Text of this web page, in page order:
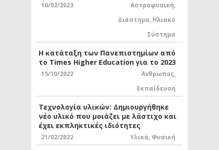
10/02/2023 Αστροφυσική,
Διάστημα, Ηλιακό
Σύστημα
Η κατάταξη των Πανεπιστημίων από
το Times Higher Education για το 2023
15/10/2022 Άνθρωπος,
Εκπαίδευση
Τεχνολογία υλικών: Δημιουργήθηκε
νέο υλικό που μοιάζει με λάστιχο και
έχει εκπληκτικές ιδιότητες
21/02/2022 Υλικά, Φυσική